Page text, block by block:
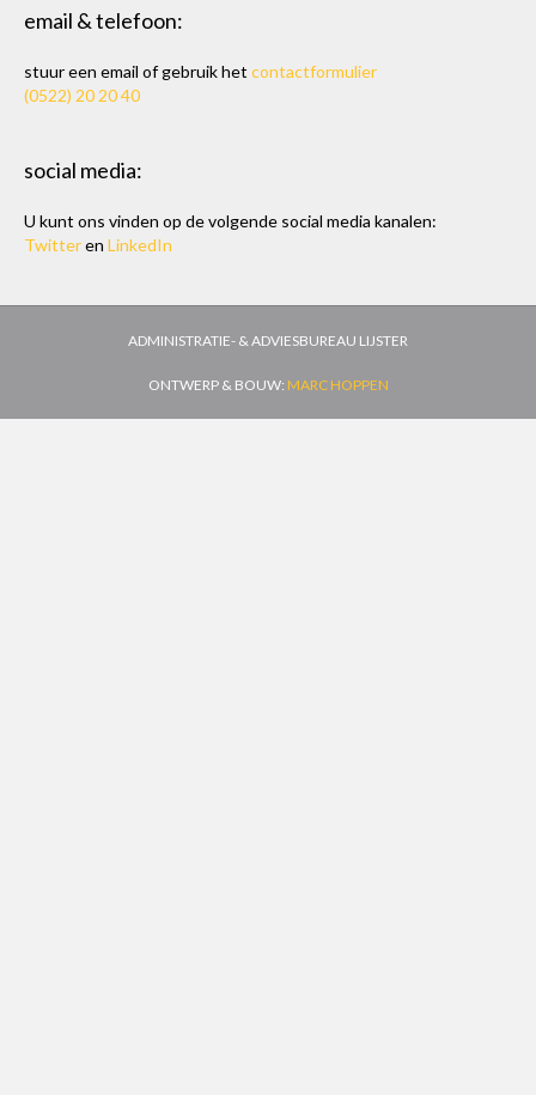
email & telefoon:
stuur een email of gebruik het contactformulier
(0522) 20 20 40
social media:
U kunt ons vinden op de volgende social media kanalen:
Twitteren LinkedIn
ADMINISTRATIE- & ADVIESBUREAU LIJSTER
ONTWERP & BOUW: MARC HOPPEN